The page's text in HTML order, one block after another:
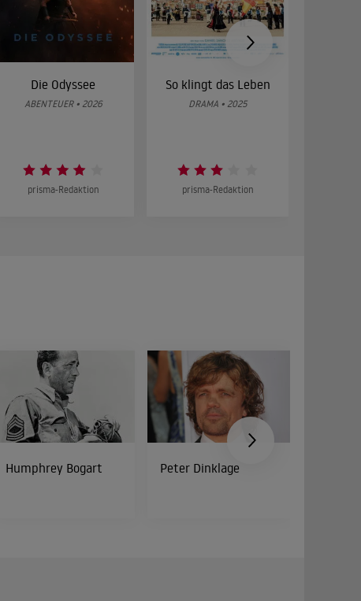
Die Odyssee
ABENTEUER • 2026
prisma-Redaktion
So klingt das Leben
DRAMA • 2025
prisma-Redaktion
Humphrey Bogart Peter Dinklage